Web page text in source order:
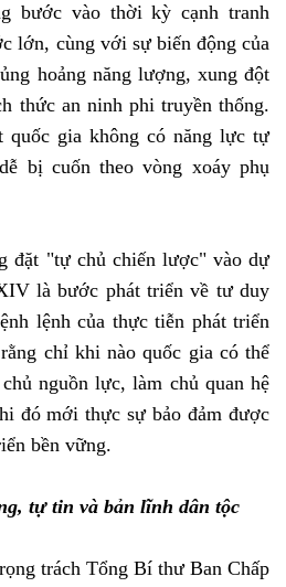
bước vào thời kỳ cạnh tranh
lớn, cùng với sự biến động của
hoảng năng lượng, xung đột
thức an ninh phi truyền thống.
quốc gia không có năng lực tự
bị cuốn theo vòng xoáy phụ
đặt "tự chủ chiến lược" vào dự
là bước phát triển về tư duy
lệnh của thực tiễn phát triển
chỉ khi nào quốc gia có thể
nguồn lực, làm chủ quan hệ
đó mới thực sự bảo đảm được
bền vững.
tự tin và bản lĩnh dân tộc
trách Tổng Bí thư Ban Chấp